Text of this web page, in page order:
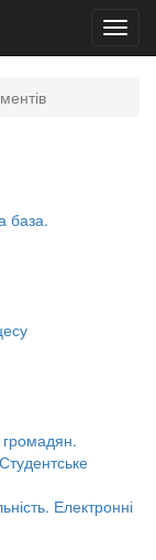
база.
громадян.
Електронні